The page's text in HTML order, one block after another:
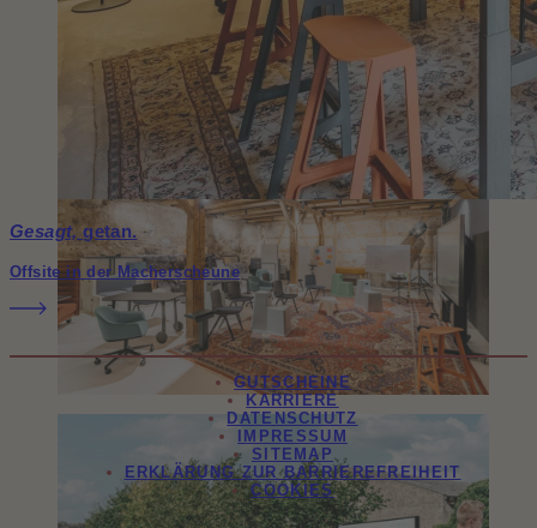
Gesagt, getan.
Offsite in der Macherscheune
GUTSCHEINE
KARRIERE
DATENSCHUTZ
IMPRESSUM
SITEMAP
ERKLÄRUNG ZUR BARRIEREFREIHEIT
COOKIES